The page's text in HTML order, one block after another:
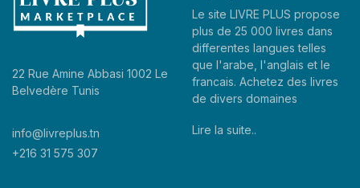
22 Rue Amine Abbasi 1002 Le
Belvedère Tunis
info@livreplus.tn
+216 31 575 307
Le site LIVRE PLUS propose
plus de 25 000 livres dans
differentes langues telles
que l'arabe, l'anglais et le
francais. Achetez des livres
de divers domaines
Lire la suite..